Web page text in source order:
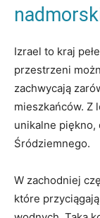
Izrael to kraj
przestrzeni
zachwycają
mieszkańców. Z
unikalne piękno,
Śródziemnego.
W zachodniej
które